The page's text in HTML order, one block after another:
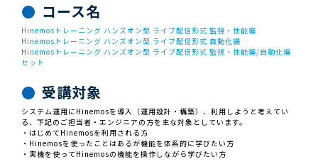
コース名
Hinemosトレーニング ハンズオン型 ライブ配信形式 監視・性能編
Hinemosトレーニング ハンズオン型 ライブ配信形式 自動化編
Hinemosトレーニング ハンズオン型 ライブ配信形式 監視・性能編/自動化編
セット
受講対象
システム運用にHinemosを導入（運用設計・構築）、利用しようと考えてい
る、下記のご担当者・エンジニアの方を主な対象としています。
・はじめてHinemosを利用される方
・Hinemosを使ったことはあるが機能を体系的に学びたい方
・実機を使ってHinemosの機能を操作しながら学びたい方